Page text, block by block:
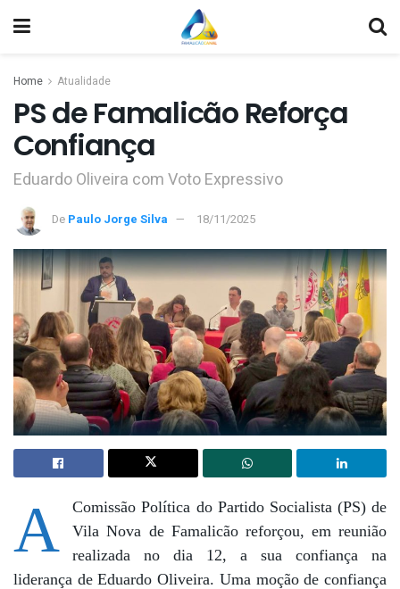
Home Atualidade
PS de Famalicão Reforça
Confiança
Eduardo Oliveira com Voto Expressivo
De Paulo Jorge Silva 18/11/2025
A
Comissão Política do Partido Socialista (PS) de
Vila Nova de Famalicão reforçou, em reunião
realizada no dia 12, a sua confiança na
liderança de Eduardo Oliveira. Uma moção de confiança